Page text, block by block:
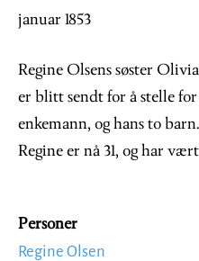
januar 1853
Regine Olsens søster
er blitt sendt for å stelle
enkemann, og hans to
Regine er nå 31, og har
Personer
Regine Olsen